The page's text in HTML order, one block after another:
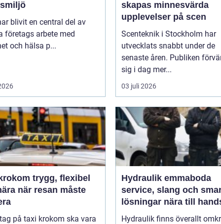
blivit en central del av
företags arbete med
och hälsa p...
skapas minnesvärda
upplevelser på scen
Scenteknik i Stockholm har
utvecklats snabbt under de
senaste åren. Publiken
sig i dag mer...
03 juli 2026
trygg, flexibel
när resan måste
på taxi krokom ska vara
Hydraulik emmaboda
service, slang och
lösningar nära till
Hydraulik finns överallt